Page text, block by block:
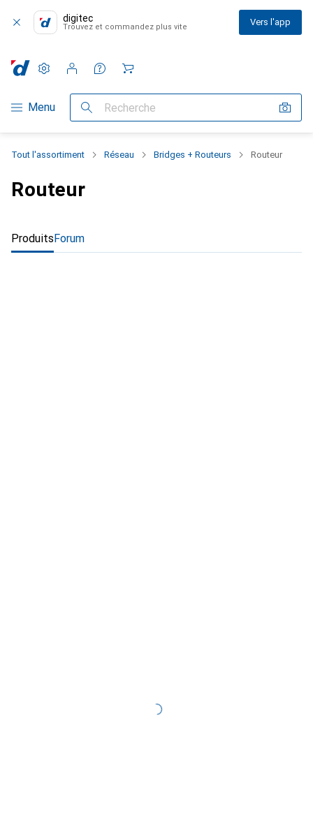
digitec
Trouvez et commandez plus vite Vers l'app
Navigation par catégorie
Menu Recherche
Paramètres
Compte client
Listes de comparaison
Listes d'envies
Panier
Tout l'assortiment Réseau Bridges + Routeurs Routeur
Routeur
ProduitsForum